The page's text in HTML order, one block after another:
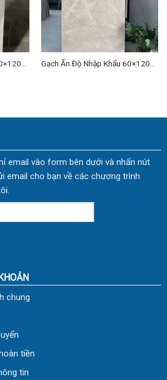
Gạch Ấn Độ Nhập Khẩu 60×120
email vào form bên dưới và nhấn nút
email cho bạn về các chương trình
chung
tiền
tin